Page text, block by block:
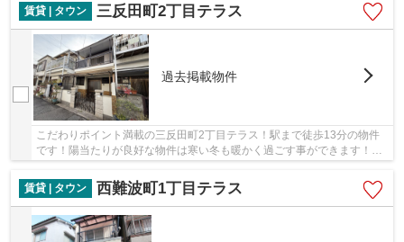
賃貸 | タウン
三反田町2丁目テラス
過去掲載物件
こだわりポイント満載の三反田町2丁目テラス！駅まで徒歩13分の物件
です！陽当たりが良好な物件は寒い冬も暖かく過ごす事ができます！戸
建て感覚で過ごすことができるタウンハウスタイ...
賃貸 | タウン
西難波町1丁目テラス